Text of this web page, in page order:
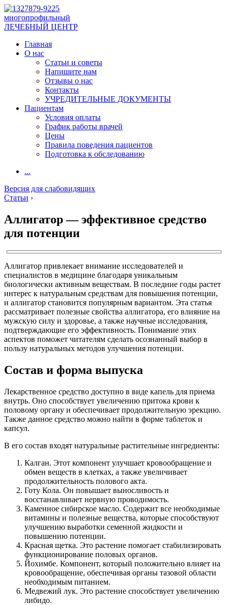
многопрофильный
ЛЕЧЕБНЫЙ ЦЕНТР
Главная
О нас
Статьи и советы
Напишите нам
Отзывы о нас
Контакты
УЧРЕДИТЕЛЬНЫЕ ДОКУМЕНТЫ
Пациентам
Условия оплаты
График работы врачей
Цены
Правила поведения пациентов
Подготовка к обследованию
...
Версия для слабовидящих
Статьи ›
Аллигатор — эффективное средство
для потенции
Аллигатор привлекает внимание исследователей и
специалистов в медицине благодаря уникальным
биологически активным веществам. В последние годы растет
интерес к натуральным средствам для повышения потенции,
и аллигатор становится популярным вариантом. Эта статья
рассматривает полезные свойства аллигатора, его влияние на
мужскую силу и здоровье, а также научные исследования,
подтверждающие его эффективность. Понимание этих
аспектов поможет читателям сделать осознанный выбор в
пользу натуральных методов улучшения потенции.
Состав и форма выпуска
Лекарственное средство доступно в виде капель для приема
внутрь. Оно способствует увеличению притока крови к
половому органу и обеспечивает продолжительную эрекцию.
Также данное средство можно найти в форме таблеток и
капсул.
В его состав входят натуральные растительные ингредиенты:
Калган. Этот компонент улучшает кровообращение и
обмен веществ в клетках, а также увеличивает
продолжительность полового акта.
Готу Кола. Он повышает выносливость и
восстанавливает нервную проводимость.
Каменное сибирское масло. Содержит все необходимые
витамины и полезные вещества, которые способствуют
улучшению выработки семенной жидкости и
повышению потенции.
Красная щетка. Это растение помогает стабилизировать
функционирование половых органов.
Йохимбе. Компонент, который положительно влияет на
кровообращение, обеспечивая органы тазовой области
необходимым питанием.
Медвежий лук. Это растение способствует увеличению
либидо.